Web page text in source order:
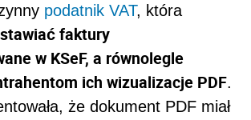
podatnik VAT, która
faktury
w KSeF, a równolegle
ich wizualizacje PDF.
że dokument PDF miał